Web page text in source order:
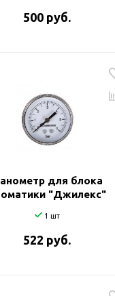
500 руб.
для блока
"Джилекс"
1 шт
522 руб.